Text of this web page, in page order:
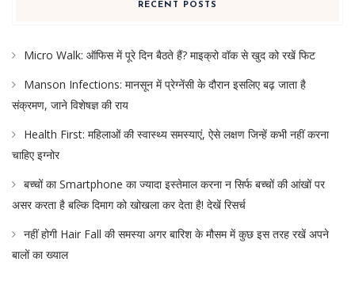
RECENT POSTS
Micro Walk: ऑफिस में पूरे दिन बैठते हैं? माइक्रो वॉक से खुद को रखें फिट
Manson Infections: मानसून में प्रेग्नेंसी के दौरान इसलिए बढ़ जाता है
संक्रमण, जाने विशेषज्ञ की राय
Health First: महिलाओं की स्वास्थ्य समस्याएं, ऐसे लक्षण जिन्हें कभी नहीं करना
चाहिए इग्नोर
बच्चों का Smartphone का ज्यादा इस्तेमाल करना न सिर्फ बच्चों की आंखों पर
असर करता है बल्कि दिमाग को खोखला कर देता है! देखें रिसर्च
नहीं होगी Hair Fall की समस्या अगर बारिश के मौसम में कुछ इस तरह रखें अपने
बालों का ख्याल